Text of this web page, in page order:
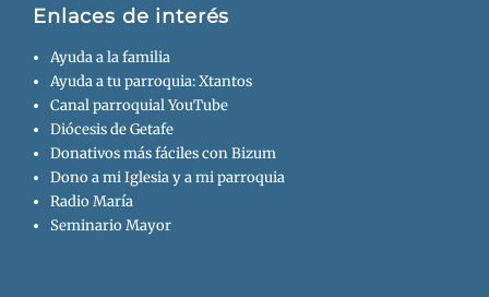
Enlaces de interés
Ayuda a la familia
Ayuda a tu parroquia: Xtantos
Canal parroquial YouTube
Diócesis de Getafe
Donativos más fáciles con Bizum
Dono a mi Iglesia y a mi parroquia
Radio María
Seminario Mayor